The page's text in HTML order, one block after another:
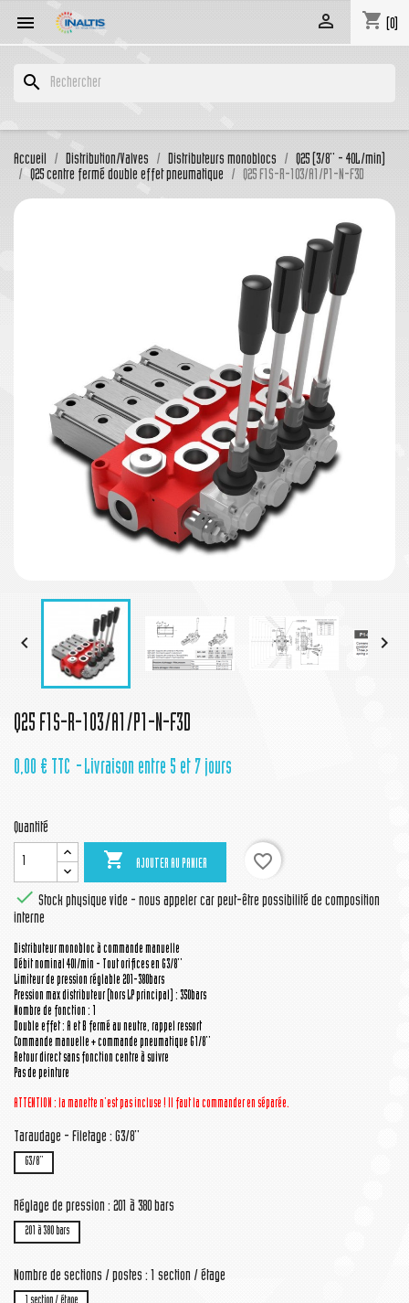
 shopping_cart (0)

search
Accueil Distribution/Valves Distributeurs monoblocs
Q25 (3/8'' - 40L/min)
Q25 centre fermé double effet pneumatique
Q25 F1S-R-103/A1/P1-N-F3D
 
Q25 F1S-R-103/A1/P1-N-F3D
0,00 € TTC Livraison entre 5 et 7 jours
Quantité
 AJOUTER AU PANIER
favorite_border
 Stock physique vide - nous appeler car peut-être possibilité de composition
interne
Distributeur monobloc à commande manuelle
Débit nominal 40l/min - Tout orifices en G3/8''
Limiteur de pression réglable 201-380bars
Pression max distributeur (hors LP principal) : 350bars
Nombre de fonction : 1
Double effet : A et B fermé au neutre, rappel ressort
Commande manuelle + commande pneumatique G1/8''
Retour direct sans fonction centre à suivre
Pas de peinture
ATTENTION : la manette n'est pas incluse ! Il faut la commander en séparée.
Taraudage - Filetage : G3/8''
G3/8''
Réglage de pression : 201 à 380 bars
201 à 380 bars
Nombre de sections / postes : 1 section / étage